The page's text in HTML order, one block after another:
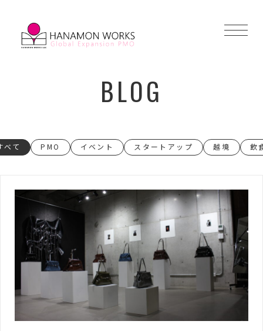
BLOG
べて PMO イベント スタートアップ 越境 飲